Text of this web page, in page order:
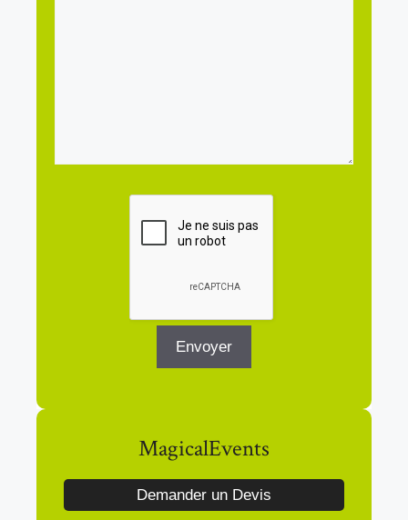
MagicalEvents
Demander un Devis